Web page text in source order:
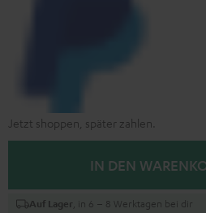
Jetzt shoppen, später zahlen.
IN DEN
Auf Lager , in 6 – 8 Werktagen bei dir